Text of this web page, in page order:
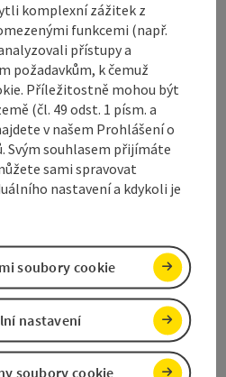
prohlídku Obertraunu...
komplexní zážitek z
funkcemi (např.
přístupy a
požadavkům, k čemuž
Příležitostně mohou být
(čl. 49 odst. 1 písm. a
v našem Prohlášení o
Svým souhlasem přijímáte
sami spravovat
nastavení a kdykoli je
soubory cookie
nastavení
soubory cookie